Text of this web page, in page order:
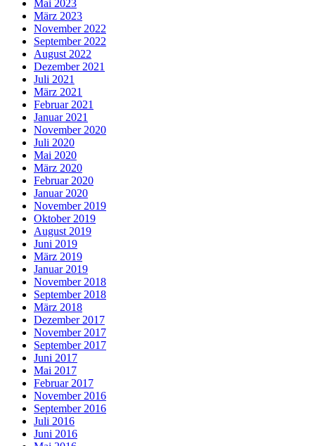
Mai 2023
März 2023
November 2022
September 2022
August 2022
Dezember 2021
Juli 2021
März 2021
Februar 2021
Januar 2021
November 2020
Juli 2020
Mai 2020
März 2020
Februar 2020
Januar 2020
November 2019
Oktober 2019
August 2019
Juni 2019
März 2019
Januar 2019
November 2018
September 2018
März 2018
Dezember 2017
November 2017
September 2017
Juni 2017
Mai 2017
Februar 2017
November 2016
September 2016
Juli 2016
Juni 2016